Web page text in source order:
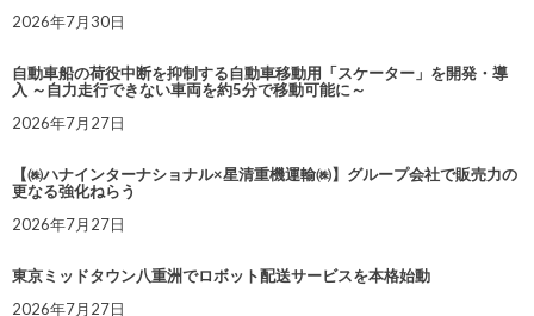
2026年7月30日
自動車船の荷役中断を抑制する自動車移動用「スケーター」を開発・導
入 ～自力走行できない車両を約5分で移動可能に～
2026年7月27日
【㈱ハナインターナショナル×星清重機運輸㈱】グループ会社で販売力の
更なる強化ねらう
2026年7月27日
東京ミッドタウン八重洲でロボット配送サービスを本格始動
2026年7月27日